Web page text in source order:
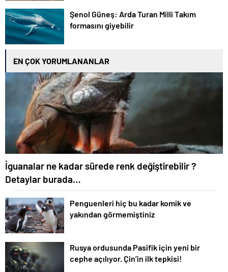
Şenol Güneş: Arda Turan Milli Takım
formasını giyebilir
EN ÇOK YORUMLANANLAR
İguanalar ne kadar sürede renk değiştirebilir ?
Detaylar burada…
Penguenleri hiç bu kadar komik ve
yakından görmemiştiniz
Rusya ordusunda Pasifik için yeni bir
cephe açılıyor. Çin’in ilk tepkisi!